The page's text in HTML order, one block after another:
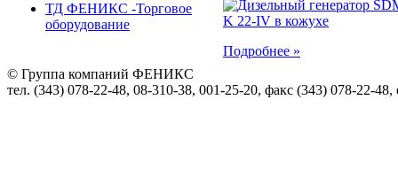
ТД ФЕНИКС -Торговое
оборудование
Подробнее »
© Группа компаний ФЕНИКС
тел. (343) 078-22-48, 08-310-38, 001-25-20, факс (343) 078-22-